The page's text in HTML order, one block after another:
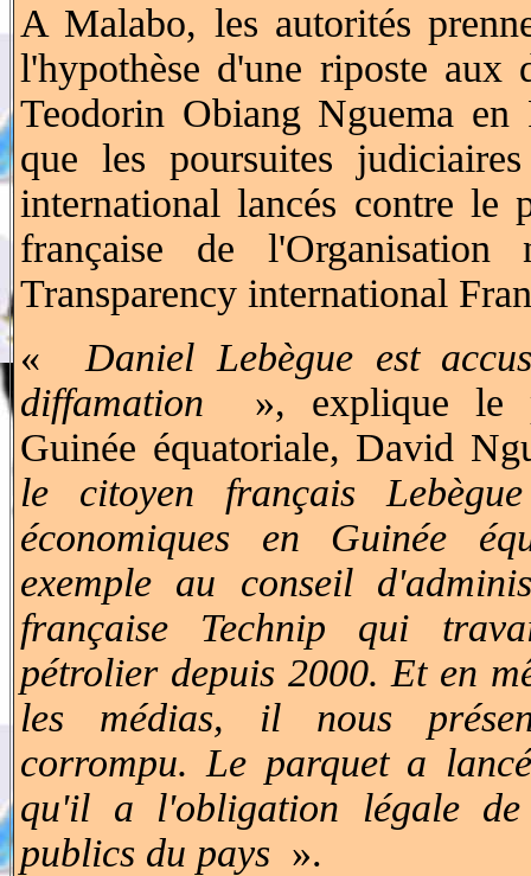
A Malabo, les autorités
l'hypothèse d'une riposte aux
Teodorin Obiang Nguema en
que les poursuites
international lancés contre le
française de l'Organisation
Transparency international
« Daniel Lebègue est
diffamation », explique le
Guinée équatoriale, David
le citoyen français
économiques en Guinée
exemple au conseil
française Technip qui
pétrolier depuis 2000. Et en
les médias, il nous
corrompu. Le parquet a
qu'il a l'obligation légale de
publics du pays ».